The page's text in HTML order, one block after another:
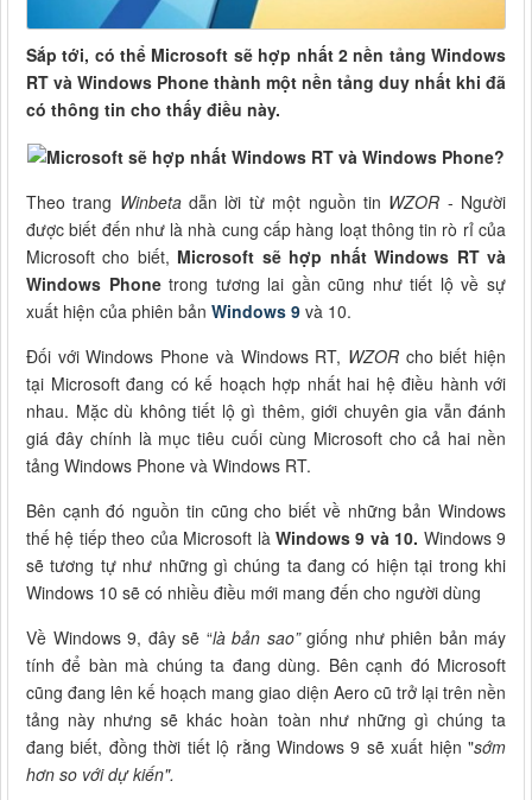
Sắp tới, có thể Microsoft sẽ hợp nhất 2 nền tảng Windows
RT và Windows Phone thành một nền tảng duy nhất khi đã
có thông tin cho thấy điều này.
Theo trang Winbetadẫn lời từ một nguồn tin WZOR - Người
được biết đến như là nhà cung cấp hàng loạt thông tin rò rỉ của
Microsoft cho biết, Microsoft sẽ hợp nhất Windows RT và
Windows Phonetrong tương lai gần cũng như tiết lộ về sự
xuất hiện của phiên bản Windows 9 và 10.
Đối với Windows Phone và Windows RT, WZORcho biết hiện
tại Microsoft đang có kế hoạch hợp nhất hai hệ điều hành với
nhau. Mặc dù không tiết lộ gì thêm, giới chuyên gia vẫn đánh
giá đây chính là mục tiêu cuối cùng Microsoft cho cả hai nền
tảng Windows Phone và Windows RT.
Bên cạnh đó nguồn tin cũng cho biết về những bản Windows
thế hệ tiếp theo của Microsoft là Windows 9 và 10. Windows 9
sẽ tương tự như những gì chúng ta đang có hiện tại trong khi
Windows 10 sẽ có nhiều điều mới mang đến cho người dùng
Về Windows 9, đây sẽ “là bản sao”giống như phiên bản máy
tính để bàn mà chúng ta đang dùng. Bên cạnh đó Microsoft
cũng đang lên kế hoạch mang giao diện Aero cũ trở lại trên nền
tảng này nhưng sẽ khác hoàn toàn như những gì chúng ta
đang biết, đồng thời tiết lộ rằng Windows 9 sẽ xuất hiện "sớm
hơn so với dự kiến".